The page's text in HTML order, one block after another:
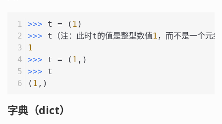
>>> t = ( 1 )
>>> t（注：此时t的值是整型数值1，而不是一个元
1
>>> t = ( 1 ,)
>>> t
( 1 ,)
字典（dict）